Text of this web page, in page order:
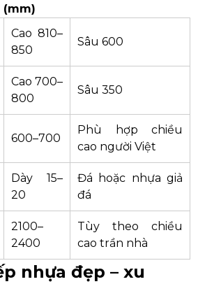
(mm)
Cao 810–
850
Sâu 600
Cao 700–
800
Sâu 350
600–700
Phù hợp chiều
cao người Việt
Dày 15–
20
Đá hoặc nhựa giả
đá
2100–
2400
Tùy theo chiều
cao trần nhà
nhựa đẹp – xu